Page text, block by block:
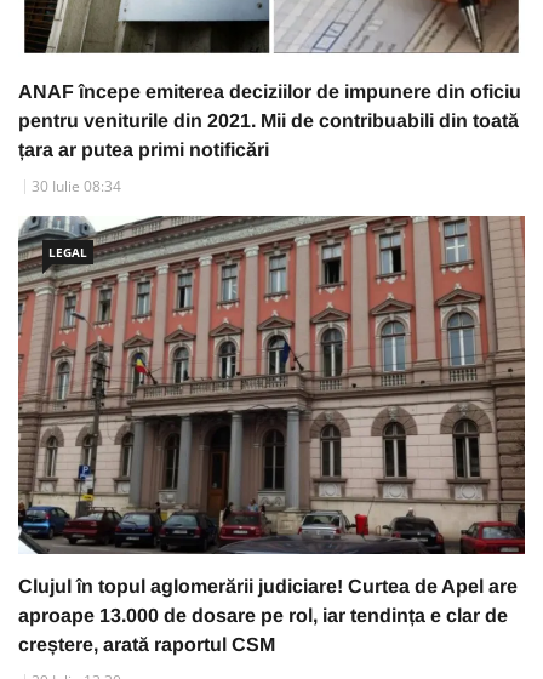
ANAF începe emiterea deciziilor de impunere din oficiu
pentru veniturile din 2021. Mii de contribuabili din toată
țara ar putea primi notificări
30 Iulie 08:34
LEGAL
Clujul în topul aglomerării judiciare! Curtea de Apel are
aproape 13.000 de dosare pe rol, iar tendința e clar de
creștere, arată raportul CSM